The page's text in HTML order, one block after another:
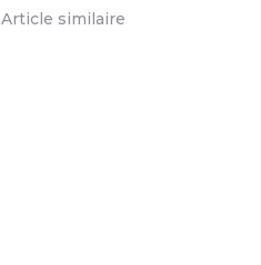
Article similaire